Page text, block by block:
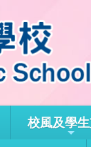
校風及學